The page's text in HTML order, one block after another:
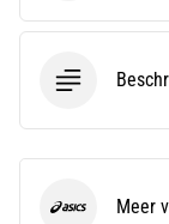
als
het
iliotibiale
bandsyndroom
ASICS Meer